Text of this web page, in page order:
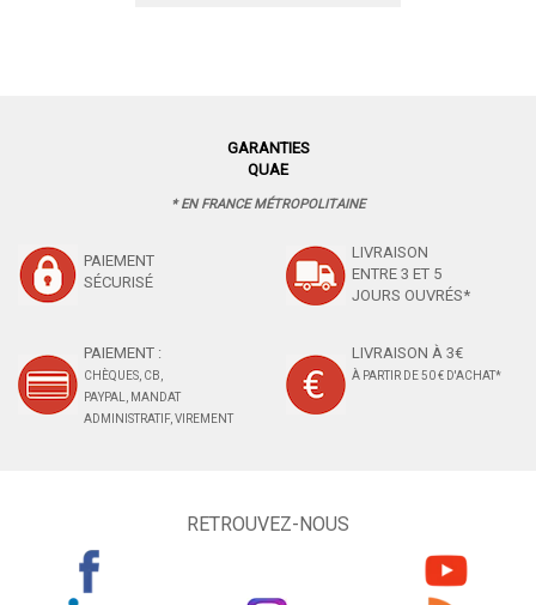
GARANTIES
QUAE
* EN FRANCE MÉTROPOLITAINE
PAIEMENT
SÉCURISÉ
LIVRAISON
ENTRE 3 ET 5
JOURS OUVRÉS*
PAIEMENT :
CHÈQUES, CB,
PAYPAL, MANDAT
ADMINISTRATIF, VIREMENT
LIVRAISON À 3€
À PARTIR DE 50 € D'ACHAT*
RETROUVEZ-NOUS